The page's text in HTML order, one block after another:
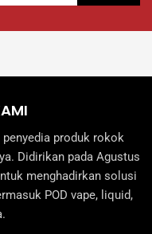
produk rokok
Didirikan pada Agustus
menghadirkan solusi
POD vape, liquid,